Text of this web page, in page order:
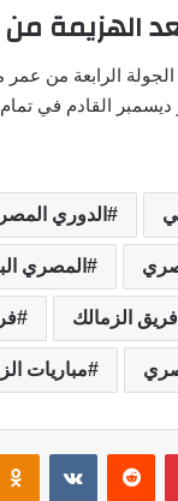
الهزيمة
الرابعة من
يوم الإثنين الموافق 2 من شهر
الدوري
المصري
فريق الزمالك
مباريات
بينتيريست